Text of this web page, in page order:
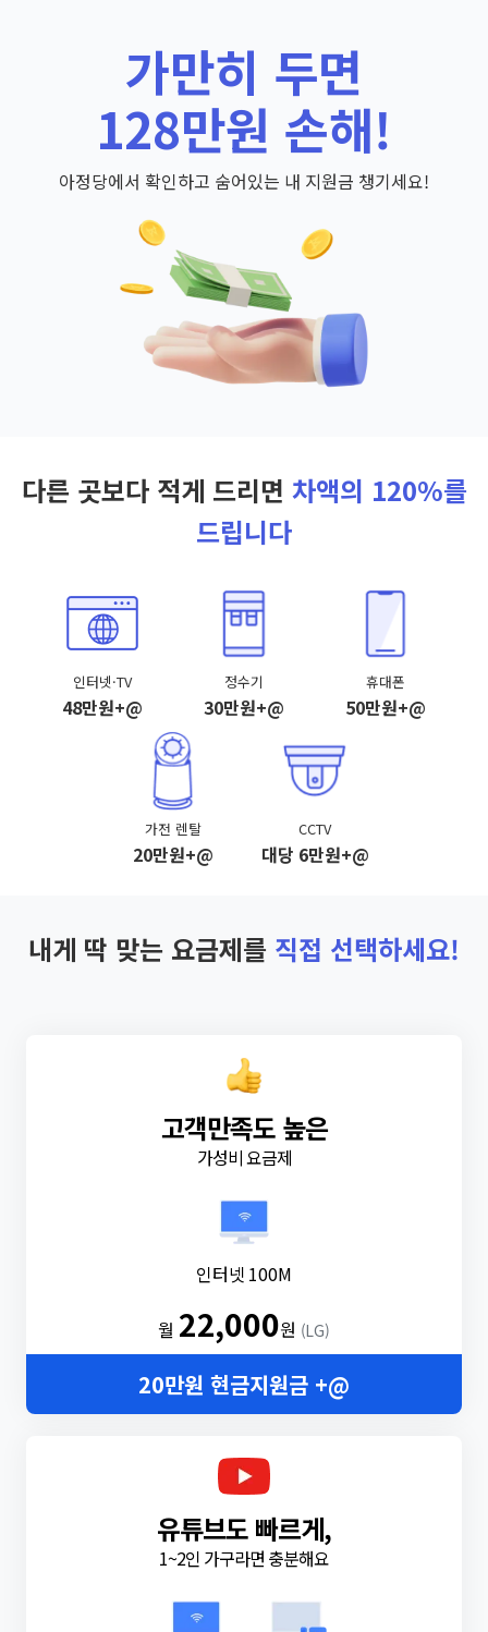
가만히 두면
128만원 손해!
아정당에서 확인하고 숨어있는 내 지원금 챙기세요!
다른 곳보다 적게 드리면 차액의 120%를
드립니다
인터넷·TV
48만원+@
정수기
30만원+@
휴대폰
50만원+@
가전 렌탈
20만원+@
CCTV
대당 6만원+@
내게 딱 맞는 요금제를 직접 선택하세요!
고객만족도 높은
가성비 요금제
인터넷 100M
월 22,000원 (LG)
20만원 현금지원금 +@
유튜브도 빠르게,
1~2인 가구라면 충분해요